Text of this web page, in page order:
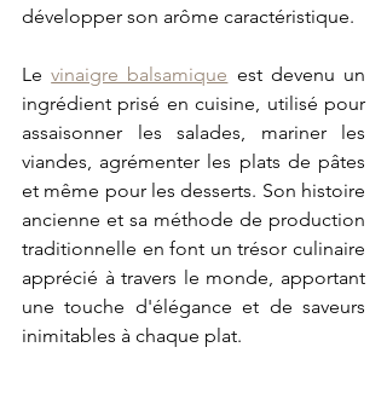
développer son arôme caractéristique.
Le vinaigre balsamique est devenu un
ingrédient prisé en cuisine, utilisé pour
assaisonner les salades, mariner les
viandes, agrémenter les plats de pâtes
et même pour les desserts. Son histoire
ancienne et sa méthode de production
traditionnelle en font un trésor culinaire
apprécié à travers le monde, apportant
une touche d'élégance et de saveurs
inimitables à chaque plat.